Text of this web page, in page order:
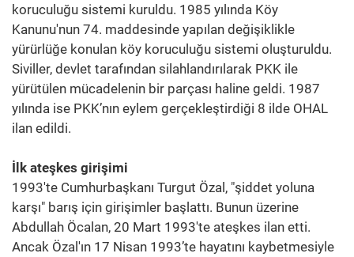
koruculuğu sistemi kuruldu. 1985 yılında Köy
Kanunu'nun 74. maddesinde yapılan değişiklikle
yürürlüğe konulan köy koruculuğu sistemi oluşturuldu.
Siviller, devlet tarafından silahlandırılarak PKK ile
yürütülen mücadelenin bir parçası haline geldi. 1987
yılında ise PKK’nın eylem gerçekleştirdiği 8 ilde OHAL
ilan edildi.
İlk ateşkes girişimi
1993'te Cumhurbaşkanı Turgut Özal, "şiddet yoluna
karşı" barış için girişimler başlattı. Bunun üzerine
Abdullah Öcalan, 20 Mart 1993'te ateşkes ilan etti.
Ancak Özal'ın 17 Nisan 1993’te hayatını kaybetmesiyle